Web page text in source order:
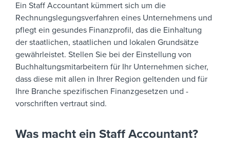
Ein Staff Accountant kümmert sich um die
Rechnungslegungsverfahren eines Unternehmens und
pflegt ein gesundes Finanzprofil, das die Einhaltung
der staatlichen, staatlichen und lokalen Grundsätze
gewährleistet. Stellen Sie bei der Einstellung von
Buchhaltungsmitarbeitern für Ihr Unternehmen sicher,
dass diese mit allen in Ihrer Region geltenden und für
Ihre Branche spezifischen Finanzgesetzen und -
vorschriften vertraut sind.
Was macht ein Staff Accountant?